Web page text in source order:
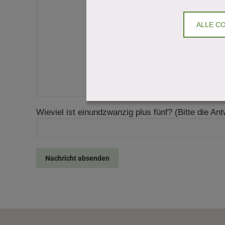
Wieviel ist einundzwanzig plus fünf? (Bitte die
ALLE